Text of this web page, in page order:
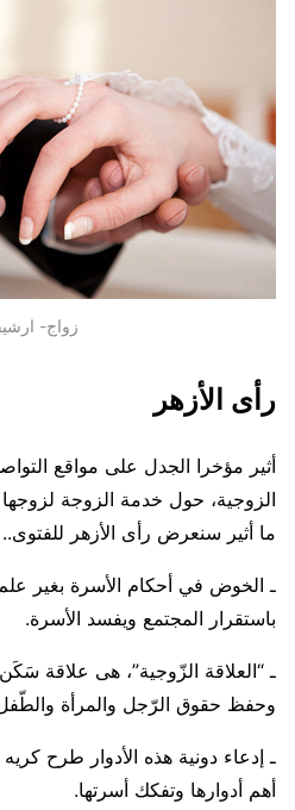
زواج-
رأى الأزهر
أثير مؤخرا الجدل على مواقع
الزوجية، حول خدمة الزوجة
ما أثير سنعرض رأى الأزهر للفتوى..
ـ الخوض في أحكام الأسرة بغير
باستقرار المجتمع ويفسد الأسرة.
ـ “العلاقة الزّوجية”، هى علاقة
وحفظ حقوق الرّجل والمرأة
ـ إدعاء دونية هذه الأدوار طرح
أهم أدوارها وتفكك أسرتها.